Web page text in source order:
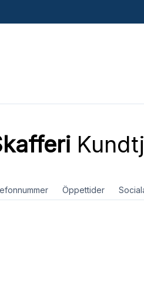
Öppettider